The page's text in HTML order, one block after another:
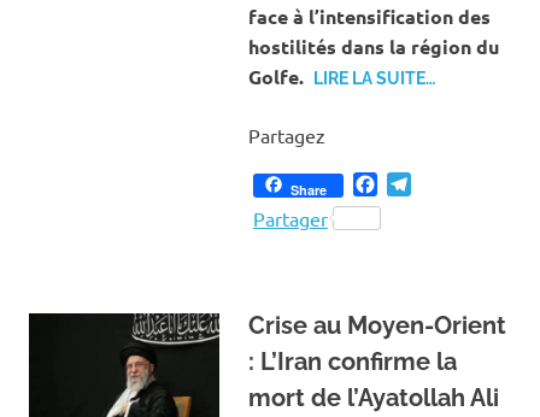
face à l’intensification des
hostilités dans la région du
Golfe. LIRE LA SUITE…
Partagez
Share Facebook
Partager
Crise au Moyen-Orient
: L’Iran confirme la
mort de l’Ayatollah Ali